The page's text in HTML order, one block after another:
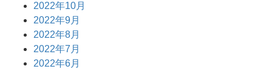
2022年10月
2022年9月
2022年8月
2022年7月
2022年6月